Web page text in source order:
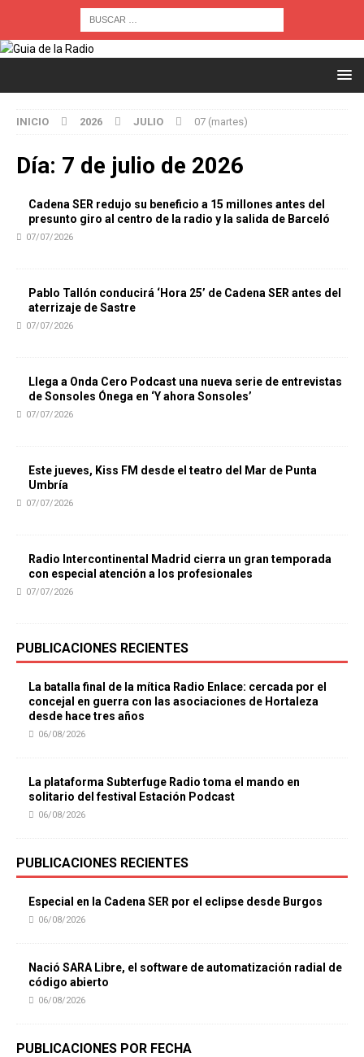
INICIO 2026 JULIO 07 (martes)
Día: 7 de julio de 2026
Cadena SER redujo su beneficio a 15 millones antes del
presunto giro al centro de la radio y la salida de Barceló
07/07/2026
Pablo Tallón conducirá ‘Hora 25’ de Cadena SER antes del
aterrizaje de Sastre
07/07/2026
Llega a Onda Cero Podcast una nueva serie de entrevistas
de Sonsoles Ónega en ‘Y ahora Sonsoles’
07/07/2026
Este jueves, Kiss FM desde el teatro del Mar de Punta
Umbría
07/07/2026
Radio Intercontinental Madrid cierra un gran temporada
con especial atención a los profesionales
07/07/2026
PUBLICACIONES RECIENTES
La batalla final de la mítica Radio Enlace: cercada por el
concejal en guerra con las asociaciones de Hortaleza
desde hace tres años
06/08/2026
La plataforma Subterfuge Radio toma el mando en
solitario del festival Estación Podcast
06/08/2026
PUBLICACIONES RECIENTES
Especial en la Cadena SER por el eclipse desde Burgos
06/08/2026
Nació SARA Libre, el software de automatización radial de
código abierto
06/08/2026
PUBLICACIONES POR FECHA